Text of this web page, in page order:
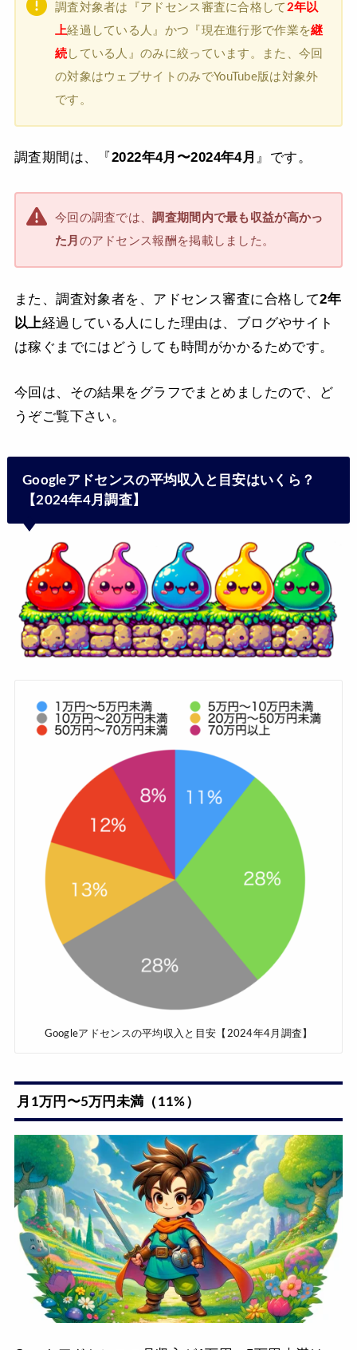
調査対象者は『アドセンス審査に合格して 2年以
上経過している人』かつ『現在進行形で作業を継
続 している人』のみに絞っています。また、今回
の対象はウェブサイトのみでYouTube版は対象外
です。
調査期間は、『2022年4月〜2024年4月 』です。
今回の調査では、調査期間内で最も収益が高かっ
た月 のアドセンス報酬を掲載しました。
また、調査対象者を、アドセンス審査に合格して2年
以上経過している人にした理由は、ブログやサイト
は稼ぐまでにはどうしても時間がかかるためです。
今回は、その結果をグラフでまとめましたので、ど
うぞご覧下さい。
Googleアドセンスの平均収入と目安はいくら？
【2024年4月調査】
Googleアドセンスの平均収入と目安【2024年4月調査】
月1万円〜5万円未満（11%）